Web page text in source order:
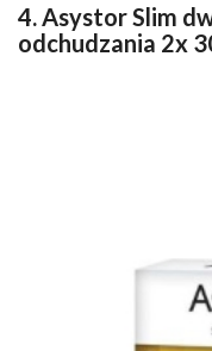
4. Asystor Slim
odchudzania 2x